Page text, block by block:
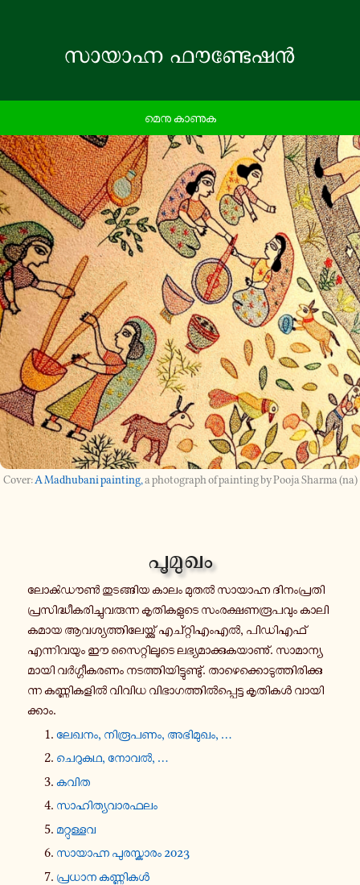
മെനു കാണുക
A Madhubani painting,a photograph of painting by Pooja Sharma (na)
പൂ​മു​ഖം
ലോൿ​ഡൗൺ തു​ട​ങ്ങിയ കാലം മുതൽ സാ​യാ​ഹ്ന ദി​നം​പ്ര​തി
പ്ര​സി​ദ്ധീ​ക​രി​ച്ചു​വ​രു​ന്ന കൃ​തി​ക​ളു​ടെ സം​ര​ക്ഷ​ണ​രൂ​പ​വും കാ​ലി​
ക​മായ ആവ​ശ്യ​ത്തി​ലേ​യ്ക്കു് എച്റ്റി​എം​എൽ, പി​ഡി​എ​ഫ്
എന്നി​വ​യും ഈ സൈ​റ്റി​ലൂ​ടെ ലഭ്യ​മാ​ക്കു​ക​യാ​ണു്. സാ​മാ​ന്യ​
മാ​യി വർ​ഗ്ഗീ​ക​ര​ണം നട​ത്തി​യി​ട്ടു​ണ്ടു്. താ​ഴെ​ക്കൊ​ടു​ത്തി​രി​ക്കു​
ന്ന കണ്ണി​ക​ളിൽ വിവിധ വി​ഭാ​ഗ​ത്തിൽ​പ്പെ​ട്ട കൃ​തി​കൾ വാ​യി​
ക്കാം.
ലേഖനം, നി​രൂ​പ​ണം, അഭി​മു​ഖം, …
ചെ​റു​കഥ, നോവൽ, …
കവിത
സാ​ഹി​ത്യ​വാ​ര​ഫ​ലം
മറ്റു​ള്ളവ
സാ​യാ​ഹ്ന പു​ര​സ്കാ​രം 2023
പ്ര​ധാന കണ്ണി​കൾ